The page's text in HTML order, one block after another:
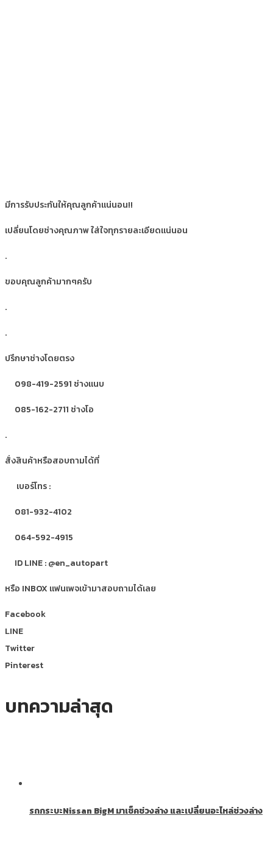
มีการรับประกันให้คุณลูกค้าแน่นอน!!
เปลี่ยนโดยช่างคุณภาพ ใส่ใจทุกรายละเอียดแน่นอน
.
ขอบคุณลูกค้ามากๆครับ
.
.
ปรึกษาช่างโดยตรง
098-419-2591 ช่างแนบ
085-162-2711 ช่างโอ
.
สั่งสินค้าหรือสอบถามได้ที่
เบอร์โทร :
081-932-4102
064-592-4915
ID LINE : @en_autopart
หรือ INBOX แฟนเพจเข้ามาสอบถามได้เลย
Facebook
LINE
Twitter
Pinterest
บทความล่าสุด
รถกระบะNissan BigM มาเช็คช่วงล่าง และเปลี่ยนอะไหล่ช่วงล่าง